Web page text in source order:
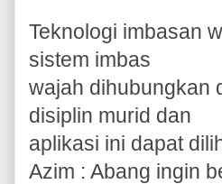
Teknologi imbasan
sistem imbas
wajah dihubungkan
disiplin murid dan
aplikasi ini dapat
Azim : Abang ingin